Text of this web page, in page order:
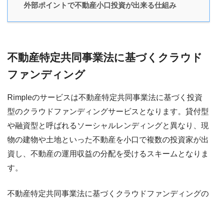
外部ポイントで不動産小口投資が出来る仕組み
不動産特定共同事業法に基づくクラウド
ファンディング
Rimpleのサービスは不動産特定共同事業法に基づく投資
型のクラウドファンディングサービスとなります。貸付型
や融資型と呼ばれるソーシャルレンディングと異なり、現
物の建物や土地といった不動産を小口で複数の投資家が出
資し、不動産の運用収益の分配を受けるスキームとなりま
す。
不動産特定共同事業法に基づくクラウドファンディングの